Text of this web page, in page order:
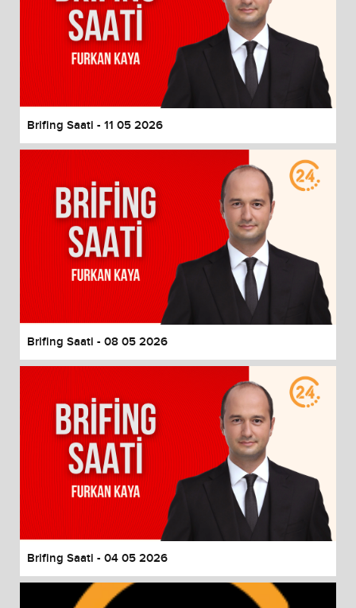
Brifing Saati - 11 05 2026
Brifing Saati - 08 05 2026
Brifing Saati - 04 05 2026